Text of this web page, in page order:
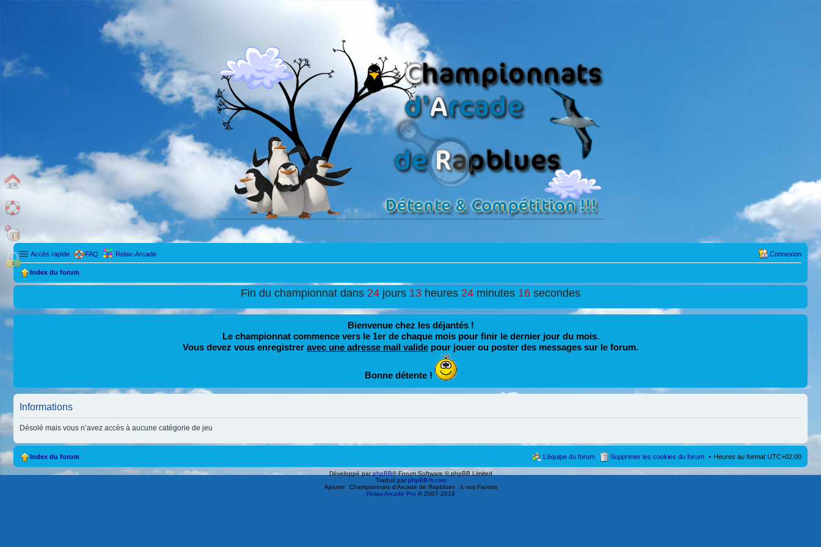
Accès rapide FAQ Relax-Arcade Connexion
Index du forum
Fin du championnat dans 24 jours 13 heures 24 minutes 16 secondes
Bienvenue chez les déjantés !
Le championnat commence vers le 1er de chaque mois pour finir le dernier jour du mois.
Vous devez vous enregistrer avec une adresse mail valide pour jouer ou poster des messages sur le forum.
Bonne détente !
Informations
Désolé mais vous n’avez accès à aucune catégorie de jeu
Index du forum Heures au format UTC+02:00
Supprimer les cookies du forum
L’équipe du forum
Développé parphpBB® Forum Software © phpBB Limited
Traduit parphpBB-fr.com
Ajouter
Championnats d'Arcade de Rapblues
à vos Favoris
Relax-Arcade Pro © 2007-2019